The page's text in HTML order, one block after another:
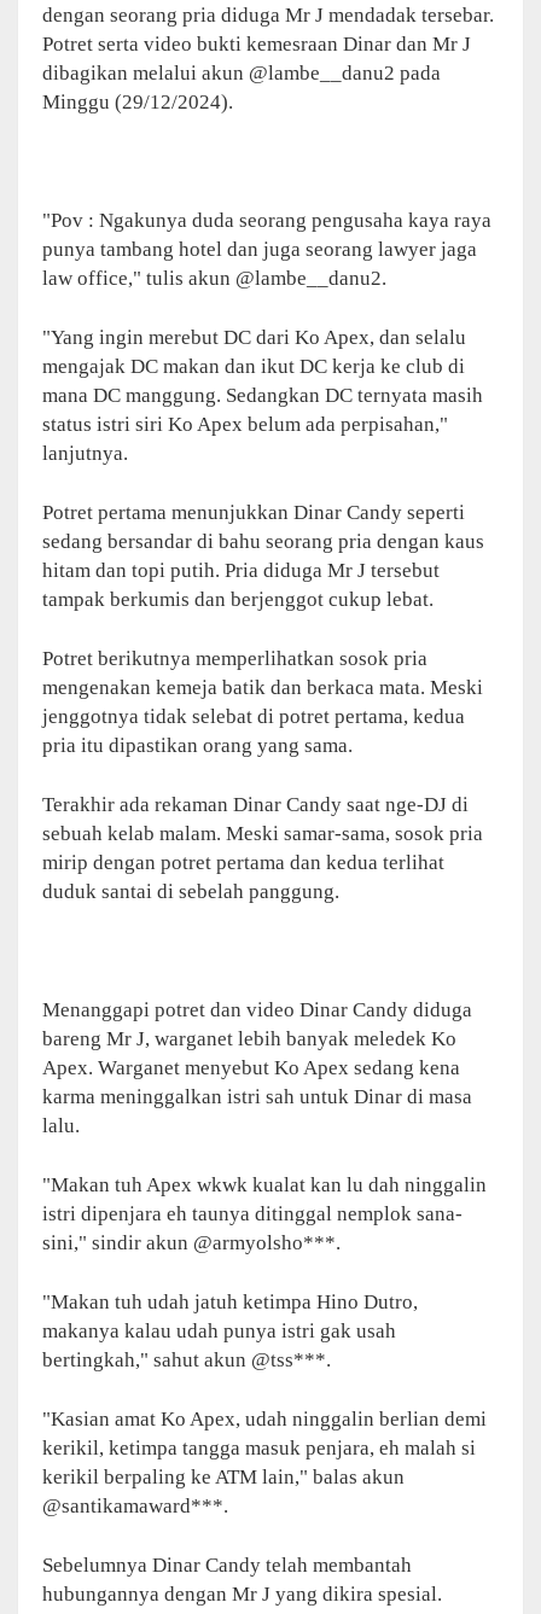
dengan seorang pria diduga Mr J mendadak tersebar.
Potret serta video bukti kemesraan Dinar dan Mr J
dibagikan melalui akun @lambe__danu2 pada
Minggu (29/12/2024).
"Pov : Ngakunya duda seorang pengusaha kaya raya
punya tambang hotel dan juga seorang lawyer jaga
law office," tulis akun @lambe__danu2.
"Yang ingin merebut DC dari Ko Apex, dan selalu
mengajak DC makan dan ikut DC kerja ke club di
mana DC manggung. Sedangkan DC ternyata masih
status istri siri Ko Apex belum ada perpisahan,"
lanjutnya.
Potret pertama menunjukkan Dinar Candy seperti
sedang bersandar di bahu seorang pria dengan kaus
hitam dan topi putih. Pria diduga Mr J tersebut
tampak berkumis dan berjenggot cukup lebat.
Potret berikutnya memperlihatkan sosok pria
mengenakan kemeja batik dan berkaca mata. Meski
jenggotnya tidak selebat di potret pertama, kedua
pria itu dipastikan orang yang sama.
Terakhir ada rekaman Dinar Candy saat nge-DJ di
sebuah kelab malam. Meski samar-sama, sosok pria
mirip dengan potret pertama dan kedua terlihat
duduk santai di sebelah panggung.
Menanggapi potret dan video Dinar Candy diduga
bareng Mr J, warganet lebih banyak meledek Ko
Apex. Warganet menyebut Ko Apex sedang kena
karma meninggalkan istri sah untuk Dinar di masa
lalu.
"Makan tuh Apex wkwk kualat kan lu dah ninggalin
istri dipenjara eh taunya ditinggal nemplok sana-
sini," sindir akun @armyolsho***.
"Makan tuh udah jatuh ketimpa Hino Dutro,
makanya kalau udah punya istri gak usah
bertingkah," sahut akun @tss***.
"Kasian amat Ko Apex, udah ninggalin berlian demi
kerikil, ketimpa tangga masuk penjara, eh malah si
kerikil berpaling ke ATM lain," balas akun
@santikamaward***.
Sebelumnya Dinar Candy telah membantah
hubungannya dengan Mr J yang dikira spesial.